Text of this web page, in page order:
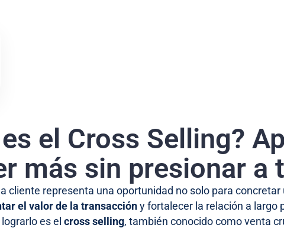
el Cross Selling?
más sin presionar a
cliente representa una oportunidad no solo para
el valor de la transaccióny fortalecer la relación a largo
es elcross selling, también conocido como venta